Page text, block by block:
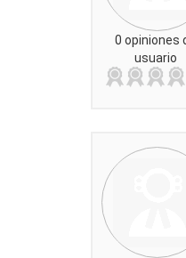
0 opiniones
usuario